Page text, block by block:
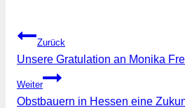
Beitragsnavigation
Zurück
Unsere Gratulation an Monika
Weiter
Obstbauern in Hessen eine